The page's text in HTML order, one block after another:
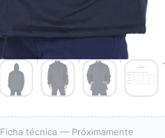
Ficha técnica — Próximamente